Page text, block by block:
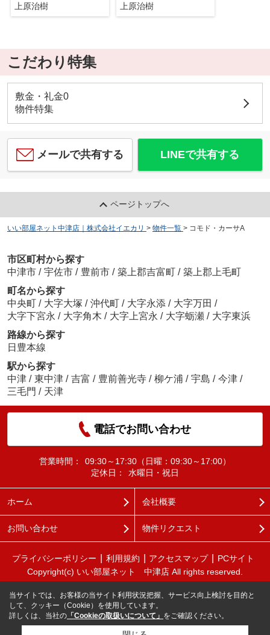
上原治樹 上原治樹
こだわり特集
敷金・礼金0
物件特集
メールで共有する LINEで共有する
ページトップへ
いい部屋ネット中津店｜株式会社イエカリ > 物件一覧 > コモド・カーサA
市区町村から探す
中津市 / 宇佐市 / 豊前市 / 築上郡吉富町 / 築上郡上毛町
町名から探す
中央町 / 大字大塚 / 沖代町 / 大字永添 / 大字万田 /
大字下宮永 / 大字角木 / 大字上宮永 / 大字蛎瀬 / 大字東浜
路線から探す
日豊本線
駅から探す
中津 / 東中津 / 吉富 / 豊前善光寺 / 柳ケ浦 / 宇島 / 今津 /
三毛門 / 天津
電話でお問い合わせ
営業時間：
09:30～17:30（日曜：09:30～17:00）
定休日：
水曜日・祝日
ホーム 会社概要
お問い合わせ 物件リクエスト
プライバシーポリシー 利用規約 アクセスマップ
PCサイト
Copyright(c) いい部屋ネット 中津店 All rights reserved.
当サイトでは、お客様の当サイト利用状況把握、サービス向上検討を目的と
して、クッキー（Cookie）を使用しています。
詳しくは、当社の 「Cookieの取扱いについて」 をご確認ください。